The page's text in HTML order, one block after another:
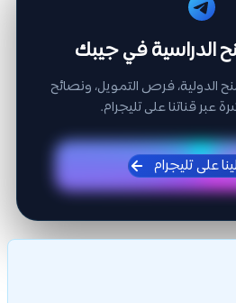
الدراسية في جيبك
الدولية، فرص التمويل، ونصائح
عبر قناتنا على تليجرام.
على تليجرام